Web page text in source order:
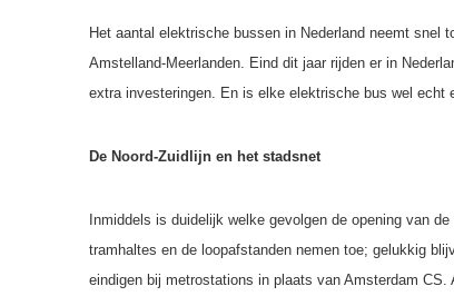
Het aantal elektrische bussen in Nederland neemt snel
Amstelland-Meerlanden. Eind dit jaar rijden er in
extra investeringen. En is elke elektrische bus wel echt
De Noord-Zuidlijn en het stadsnet
Inmiddels is duidelijk welke gevolgen de opening van
tramhaltes en de loopafstanden nemen toe; gelukkig
eindigen bij metrostations in plaats van Amsterdam CS.